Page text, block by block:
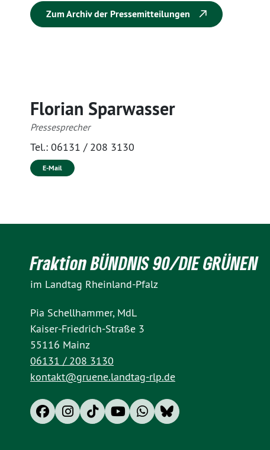
Zum Archiv der Pressemitteilungen
Florian Sparwasser
Pressesprecher
Tel.: 06131 / 208 3130
E-Mail
Fraktion BÜNDNIS 90/DIE GRÜNEN
im Landtag Rheinland-Pfalz
Pia Schellhammer, MdL
Kaiser-Friedrich-Straße 3
55116 Mainz
06131 / 208 3130
kontakt@gruene.landtag-rlp.de